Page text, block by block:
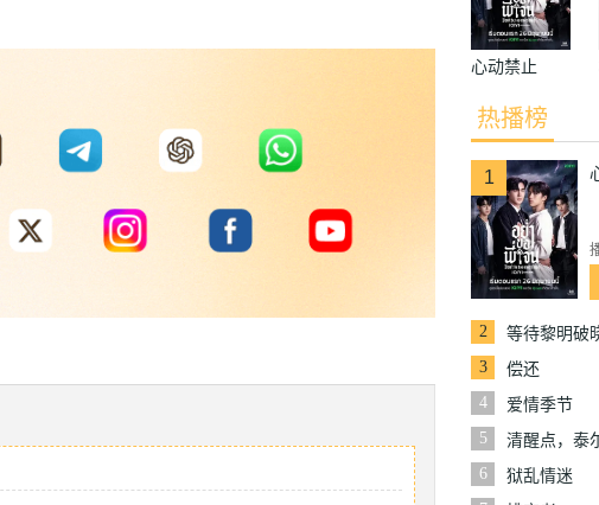
心动禁止
热播榜
1
2
等待黎明破
3
偿还
4
爱情季节
5
清醒点，泰
6
狱乱情迷